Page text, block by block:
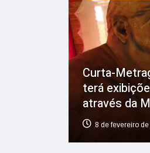
Curta-
terá
através da
8 de fevereiro